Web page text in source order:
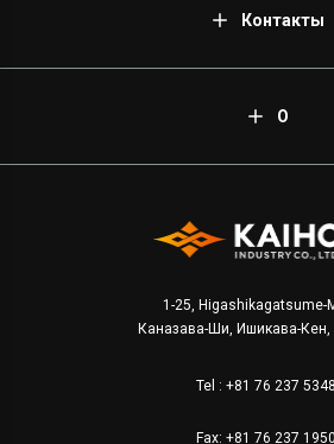
Контакты
О
1-25, Higashikagatsume-
Каназава-Ши, Ишикава-Кен,
Tel : +81 76 237 5348
Fax: +81 76 237 1950